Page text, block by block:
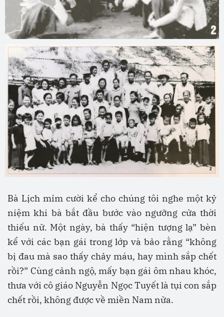
Bà Lịch mỉm cười kể cho chúng tôi nghe một kỷ
niệm khi bà bắt đầu bước vào ngưỡng cửa thời
thiếu nữ. Một ngày, bà thấy “hiện tượng lạ” bèn
kể với các bạn gái trong lớp và bảo rằng “không
bị đau mà sao thấy chảy máu, hay mình sắp chết
rồi?” Cùng cảnh ngộ, mấy bạn gái ôm nhau khóc,
thưa với cô giáo Nguyễn Ngọc Tuyết là tụi con sắp
chết rồi, không được về miền Nam nữa.